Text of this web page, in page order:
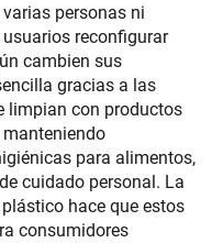
personas ni
reconfigurar
cambien sus
gracias a las
limpian con productos
para alimentos,
cuidado personal. La
hace que estos
consumidores